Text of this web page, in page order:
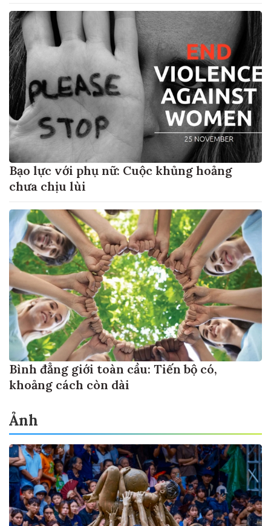
Bạo lực với phụ nữ: Cuộc khủng hoảng
chưa chịu lùi
Bình đẳng giới toàn cầu: Tiến bộ có,
khoảng cách còn dài
Ảnh